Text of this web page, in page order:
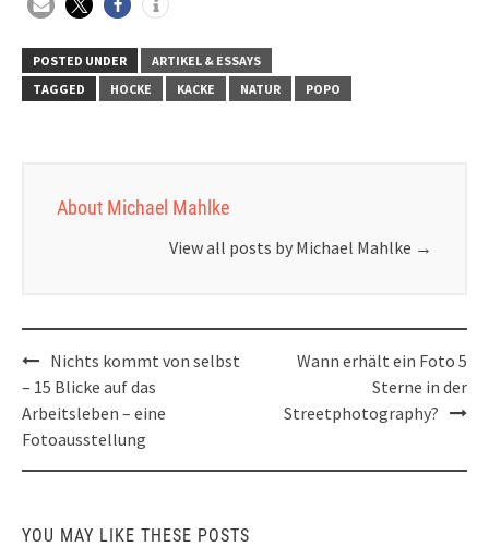
POSTED UNDER
ARTIKEL & ESSAYS
TAGGED
HOCKE KACKE NATUR POPO
About Michael Mahlke
View all posts by Michael Mahlke →
Post
navigation
Nichts kommt von selbst
– 15 Blicke auf das
Arbeitsleben – eine
Fotoausstellung
Wann erhält ein Foto 5
Sterne in der
Streetphotography?
YOU MAY LIKE THESE POSTS